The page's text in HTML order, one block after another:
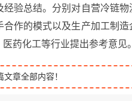
验总结。分别对自营冷链
作的模式以及生产加工制
药化工等行业提出参考意见。
章全部内容！